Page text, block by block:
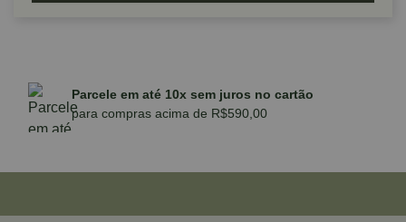
Parcele em até 10x sem juros no cartão
para compras acima de R$590,00